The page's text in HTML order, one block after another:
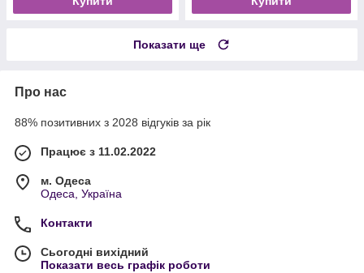
Показати ще
Про нас
88% позитивних з 2028 відгуків за рік
Працює з 11.02.2022
м. Одеса
Одеса, Україна
Контакти
Сьогодні вихідний
Показати весь графік роботи